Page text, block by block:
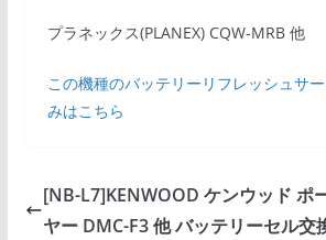
プラネックス(PLANEX) CQW-MRB 他
この機種のバッテリーリフレッシュサ
みはこちら
[NB-L7]KENWOOD ケンウッド ポ
ヤー DMC-F3 他 バッテリーセル交